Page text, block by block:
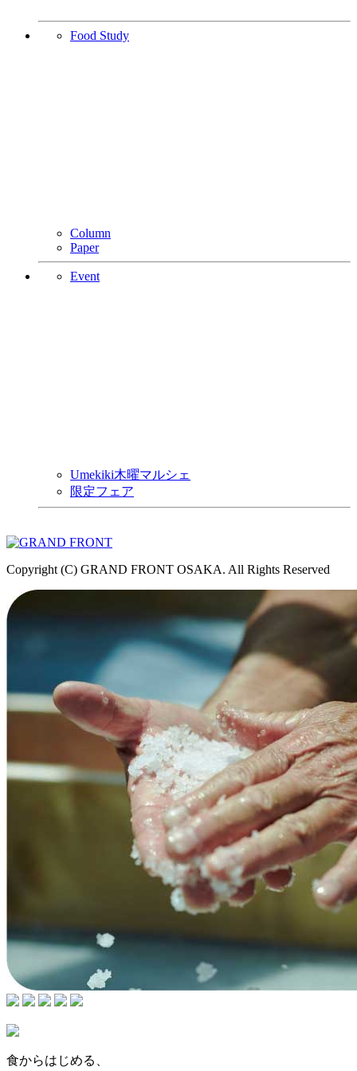
Food Study
Column
Paper
Event
Umekiki木曜マルシェ
限定フェア
Copyright (C) GRAND FRONT OSAKA. All Rights Reserved
食からはじめる、